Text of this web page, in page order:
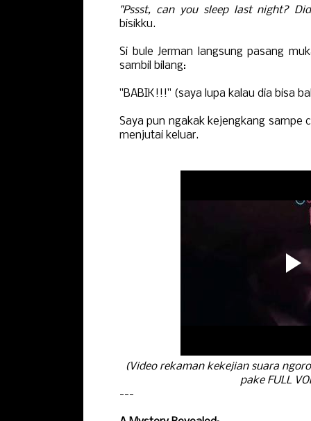
"Pssst, can you sleep last night?
bisikku.
Si bule Jerman langsung pasang
sambil bilang:
"BABIK!!!" (saya lupa kalau dia bisa
Saya pun ngakak kejengkang sampe
menjutai keluar.
(Video rekaman kekejian suara
pake FULL
---